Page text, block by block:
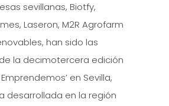
sevillanas, Biotfy,
Laseron, M2R Agrofarm
han sido las
la decimotercera edición
en Sevilla,
desarrollada en la región